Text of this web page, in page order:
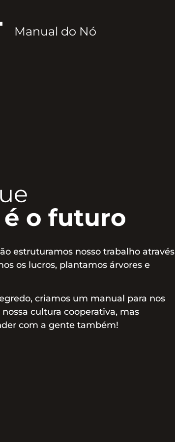
Manual do Nó
é o futuro
estruturamos nosso trabalho através
os lucros, plantamos árvores e
criamos um manual para nos
cultura cooperativa, mas
com a gente também!